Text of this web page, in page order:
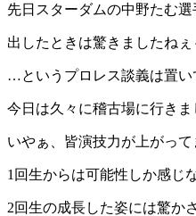
先日スターダムの中野たむ選
出したときは驚きましたねぇ
…というプロレス談義は置い
今日は久々に稽古場に行きま
いやぁ、皆演技力が上がって
1回生からは可能性しか感じ
2回生の成長した姿には驚か